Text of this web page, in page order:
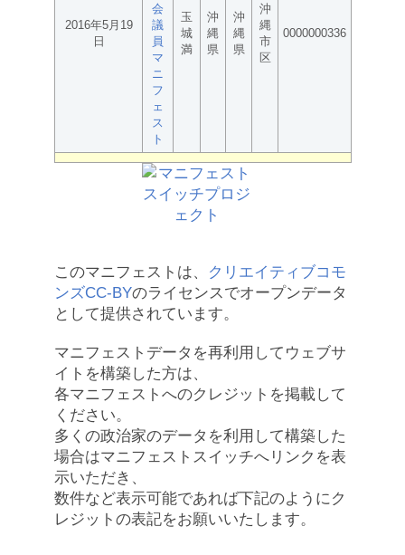
2016年5月19
日
会
議
員
マ
ニ
フ
ェ
ス
ト
玉
城
満
沖
縄
県
沖
縄
県
沖
縄
市
区
0000000336
このマニフェストは、
クリエイティブコモ
ンズCC-BYのライセンスでオープンデータ
として提供されています。
マニフェストデータを再利用してウェブサ
イトを構築した方は、
各マニフェストへのクレジットを掲載して
ください。
多くの政治家のデータを利用して構築した
場合はマニフェストスイッチへリンクを表
示いただき、
数件など表示可能であれば下記のようにク
レジットの表記をお願いいたします。